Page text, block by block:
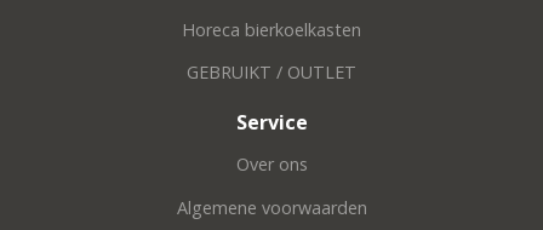
Horeca bierkoelkasten
GEBRUIKT / OUTLET
Service
Over ons
Algemene voorwaarden